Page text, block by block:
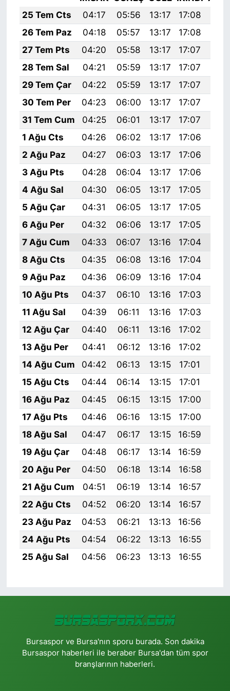
25 Tem Cts
04:17 05:56 13:17 17:08
26 Tem Paz
04:18 05:57 13:17 17:08
27 Tem Pts
04:20 05:58 13:17 17:07
28 Tem Sal
04:21 05:59 13:17 17:07
29 Tem Çar
04:22 05:59 13:17 17:07
30 Tem Per
04:23 06:00 13:17 17:07
31 Tem Cum
04:25 06:01 13:17 17:07
1 Ağu Cts
04:26 06:02 13:17 17:06
2 Ağu Paz
04:27 06:03 13:17 17:06
3 Ağu Pts
04:28 06:04 13:17 17:06
4 Ağu Sal
04:30 06:05 13:17 17:05
5 Ağu Çar
04:31 06:05 13:17 17:05
6 Ağu Per
04:32 06:06 13:17 17:05
7 Ağu Cum
04:33 06:07 13:16 17:04
8 Ağu Cts
04:35 06:08 13:16 17:04
9 Ağu Paz
04:36 06:09 13:16 17:04
10 Ağu Pts
04:37 06:10 13:16 17:03
11 Ağu Sal
04:39 06:11 13:16 17:03
12 Ağu Çar
04:40 06:11 13:16 17:02
13 Ağu Per
04:41 06:12 13:16 17:02
14 Ağu Cum
04:42 06:13 13:15 17:01
15 Ağu Cts
04:44 06:14 13:15 17:01
16 Ağu Paz
04:45 06:15 13:15 17:00
17 Ağu Pts
04:46 06:16 13:15 17:00
18 Ağu Sal
04:47 06:17 13:15 16:59
19 Ağu Çar
04:48 06:17 13:14 16:59
20 Ağu Per
04:50 06:18 13:14 16:58
21 Ağu Cum
04:51 06:19 13:14 16:57
22 Ağu Cts
04:52 06:20 13:14 16:57
23 Ağu Paz
04:53 06:21 13:13 16:56
24 Ağu Pts
04:54 06:22 13:13 16:55
25 Ağu Sal
04:56 06:23 13:13 16:55
Bursaspor ve Bursa'nın sporu burada. Son dakika
Bursaspor haberleri ile beraber Bursa'dan tüm spor
branşlarının haberleri.